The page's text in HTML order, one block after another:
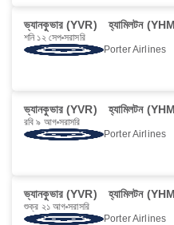
ভ্যানকুভার (YVR) হ্যামিলটন
শনি ১২ সেপ সরাসরি
Porter Airlines
ভ্যানকুভার (YVR) হ্যামিলটন
রবি ৯ আগ সরাসরি
Porter Airlines
ভ্যানকুভার (YVR) হ্যামিলটন
শুক্র ২১ আগ সরাসরি
Porter Airlines